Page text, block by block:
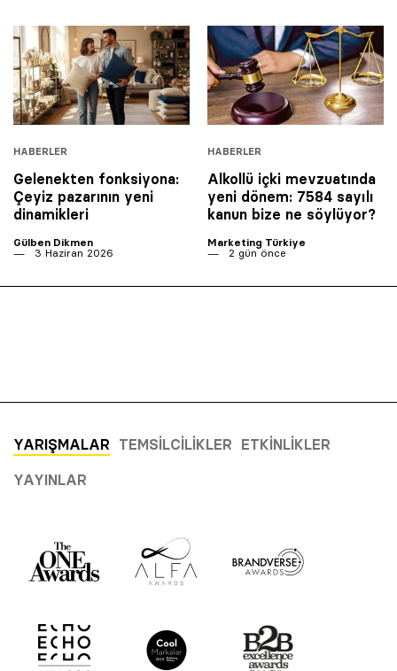
HABERLER
Gelenekten fonksiyona:
Çeyiz pazarının yeni
dinamikleri
Gülben Dikmen
3 Haziran 2026
HABERLER
Alkollü içki mevzuatında
yeni dönem: 7584 sayılı
kanun bize ne söylüyor?
Marketing Türkiye
2 gün önce
YARIŞMALAR TEMSILCILIKLER ETKINLIKLER
YAYINLAR